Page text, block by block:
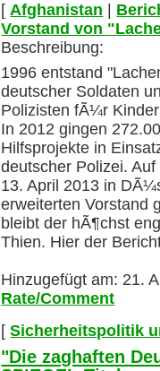
[Afghanistan
Vorstand von
Beschreibung:
1996 entstand
deutscher Soldaten
Polizisten fÃ¼r
In 2012 gingen
Hilfsprojekte in
deutscher Polizei.
13. April 2013 in
erweiterten Vorstand
bleibt der hÃ¶chst
Thien. Hier der
Hinzugefügt am: 21.
Rate/Comment
[Sicherheitspolitik
"Die zaghaften